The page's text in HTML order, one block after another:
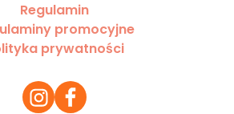
Regulamin
promocyjne
prywatności